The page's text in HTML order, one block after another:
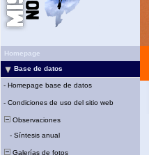
Homepage
Base de datos
- Homepage base de datos
- Condiciones de uso del sitio web
Observaciones
- Síntesis anual
Galerías de fotos